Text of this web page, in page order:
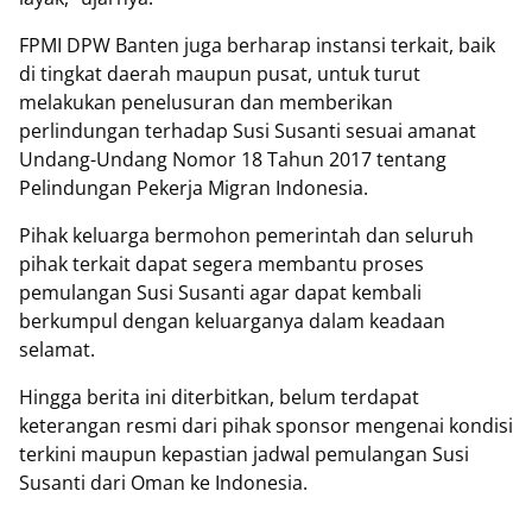
FPMI DPW Banten juga berharap instansi terkait, baik
di tingkat daerah maupun pusat, untuk turut
melakukan penelusuran dan memberikan
perlindungan terhadap Susi Susanti sesuai amanat
Undang-Undang Nomor 18 Tahun 2017 tentang
Pelindungan Pekerja Migran Indonesia.
Pihak keluarga bermohon pemerintah dan seluruh
pihak terkait dapat segera membantu proses
pemulangan Susi Susanti agar dapat kembali
berkumpul dengan keluarganya dalam keadaan
selamat.
Hingga berita ini diterbitkan, belum terdapat
keterangan resmi dari pihak sponsor mengenai kondisi
terkini maupun kepastian jadwal pemulangan Susi
Susanti dari Oman ke Indonesia.